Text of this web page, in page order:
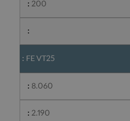
200
FE VT25
8.060
2.190